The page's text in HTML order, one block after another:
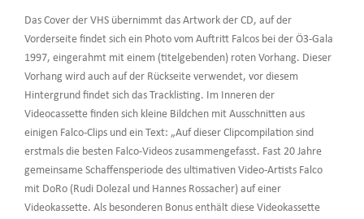
Das Cover der VHS übernimmt das Artwork der CD, auf der
Vorderseite findet sich ein Photo vom Auftritt Falcos bei der Ö3-Gala
1997, eingerahmt mit einem (titelgebenden) roten Vorhang. Dieser
Vorhang wird auch auf der Rückseite verwendet, vor diesem
Hintergrund findet sich das Tracklisting. Im Inneren der
Videocassette finden sich kleine Bildchen mit Ausschnitten aus
einigen Falco-Clips und ein Text: „Auf dieser Clipcompilation sind
erstmals die besten Falco-Videos zusammengefasst. Fast 20 Jahre
gemeinsame Schaffensperiode des ultimativen Video-Artists Falco
mit DoRo (Rudi Dolezal und Hannes Rossacher) auf einer
Videokassette. Als besonderen Bonus enthält diese Videokassette